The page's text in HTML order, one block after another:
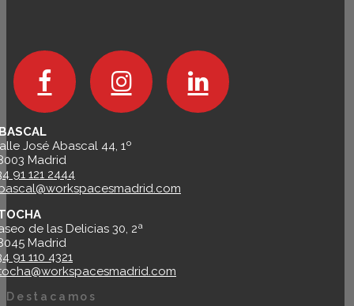
José Abascal 44, 1º
Madrid
91 121 2444
de las Delicias 30, 2ª
Madrid
91 110 4321
Destacamos